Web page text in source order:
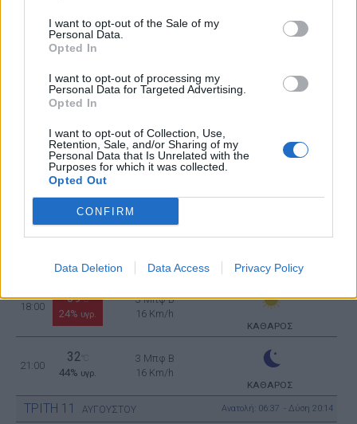
I want to opt-out of the Sale of my
Personal Data.
Opted In
I want to opt-out of processing my
Personal Data for Targeted Advertising.
Opted In
I want to opt-out of Collection, Use,
Retention, Sale, and/or Sharing of my
Personal Data that Is Unrelated with the
Purposes for which it was collected.
Opted Out
CONFIRM
Data Deletion Data Access Privacy Policy
29°C
ΚΑΘΑΡΟΣ
30%υγρ.
24 Km/h
ΚΑΘΑΡΟΣ
42 °C
18%υγρ.
24 Km/h
42°C
4 Μπφ B
ΚΑΘΑΡΟΣ
18:00
39°C
24% υγρ.
3 Μπφ B
16 Km/h
ΚΑΘΑΡΟΣ
21:00
32
44% υγρ.
3 Μπφ B
16 Km/h
ΚΑΘΑΡΟΣ
ΤΡΙΤΗ 11 ΑΥΓΟΥΣΤΟΥ Ανατολή: 06:37 - Δύση 20:14